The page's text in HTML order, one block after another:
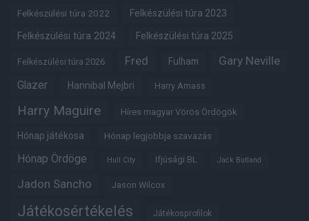
Felkészülési túra 2022 Felkészülési túra 2023
Felkészülési túra 2024 Felkészülési túra 2025
Felkészülési túra 2026 Fred Fulham Gary Neville
Glazer Hannibal Mejbri Harry Amass
Harry Maguire Híres magyar Vörös Ördögök
Hónap játékosa Hónap legjobbja szavazás
Hónap Ördöge Hull City Ifjúsági BL Jack Butland
Jadon Sancho Jason Wilcox
Játékosértékelés Játékosprofilok